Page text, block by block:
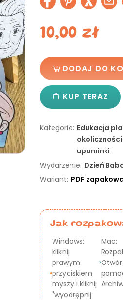
10,00zł
DODAJ DO
KUP TERAZ
Kategorie: Edukacja
upominki
Wydarzenie: Dzień
Wariant: PDF
Jak
Windows:
kliknij
prawym
przyciskiem
myszy i kliknij
"wyodrępnij
Mac: